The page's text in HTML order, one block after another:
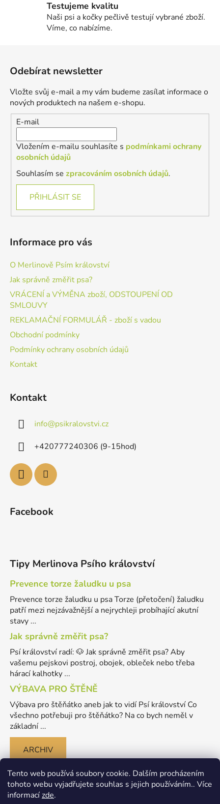
Tento web používá soubory cookie. Dalším procházením
tohoto webu vyjadřujete souhlas s jejich používáním.. Více
informacízde.
Testujeme kvalitu
Naši psi a kočky pečlivě testují vybrané zboží.
Víme, co nabízíme.
Odebírat newsletter
Vložte svůj e-mail a my vám budeme zasílat informace o
nových produktech na našem e-shopu.
E-mail
Vložením e-mailu souhlasíte s podmínkami ochrany
osobních údajů
Souhlasím se zpracováním osobních údajů.
PŘIHLÁSIT SE
Informace pro vás
O Merlinově Psím království
Jak správně změřit psa?
VRÁCENÍ a VÝMĚNA zboží, ODSTOUPENÍ OD
SMLOUVY
REKLAMAČNÍ FORMULÁŘ - zboží s vadou
Obchodní podmínky
Podmínky ochrany osobních údajů
Kontakt
Kontakt
info@psikralovstvi.cz
+420777240306 (9-15hod)
Facebook
Tipy Merlinova Psího království
Prevence torze žaludku u psa
Prevence torze žaludku u psa Torze (přetočení) žaludku
patří mezi nejzávažnější a nejrychleji probíhající akutní
stavy ...
Jak správně změřit psa?
Psí království radí: 🐶 Jak správně změřit psa? Aby
vašemu pejskovi postroj, obojek, obleček nebo třeba
hárací kalhotky ...
VÝBAVA PRO ŠTĚNĚ
Výbava pro štěňátko aneb jak to vidí Psí království Co
všechno potřebuji pro štěňátko? Na co bych neměl v
základní ...
ARCHIV